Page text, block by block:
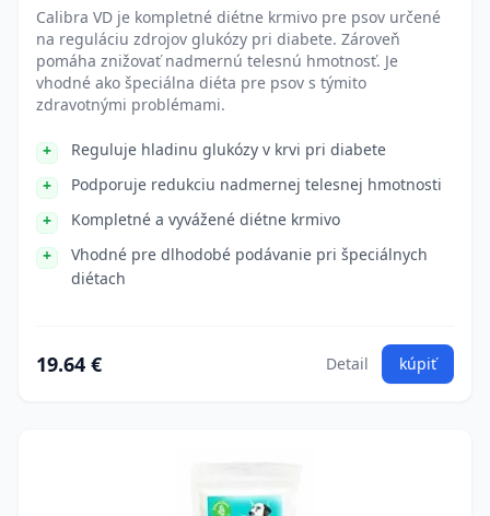
Calibra VD je kompletné diétne krmivo pre psov určené
na reguláciu zdrojov glukózy pri diabete. Zároveň
pomáha znižovať nadmernú telesnú hmotnosť. Je
vhodné ako špeciálna diéta pre psov s týmito
zdravotnými problémami.
Reguluje hladinu glukózy v krvi pri diabete
Podporuje redukciu nadmernej telesnej hmotnosti
Kompletné a vyvážené diétne krmivo
Vhodné pre dlhodobé podávanie pri špeciálnych
diétach
19.64 € Detail kúpiť